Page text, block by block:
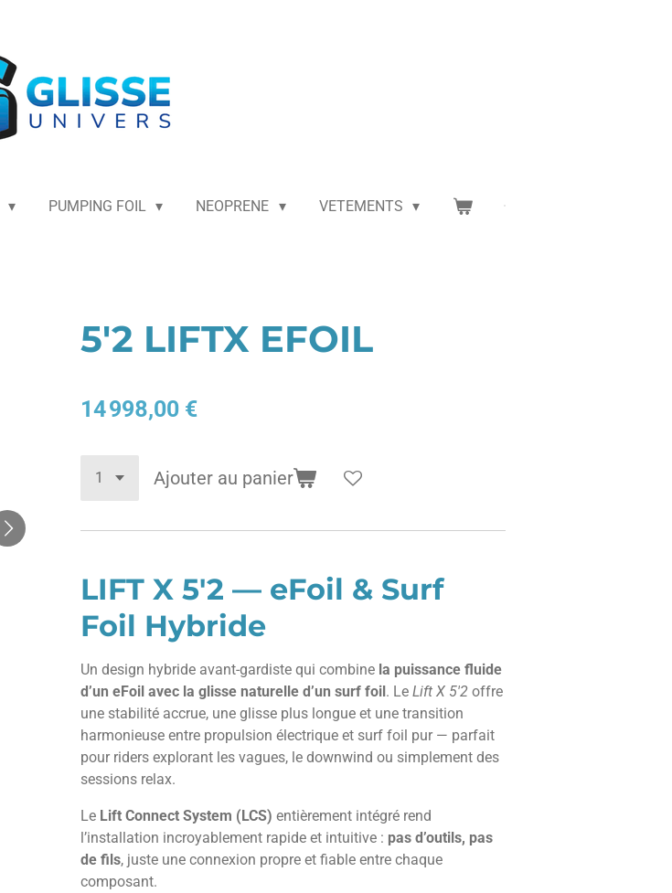
PUMPING FOIL NEOPRENE VETEMENTS
5'2 LIFTX EFOIL
14 998,00 €
Ajouter au panier
LIFT X 5'2 — eFoil & Surf
Foil Hybride
Un design hybride avant-gardiste qui combine la puissance fluide
d’un eFoil avec la glisse naturelle d’un surf foil. Le Lift X 5'2 offre
une stabilité accrue, une glisse plus longue et une transition
harmonieuse entre propulsion électrique et surf foil pur — parfait
pour riders explorant les vagues, le downwind ou simplement des
sessions relax.
Le Lift Connect System (LCS) entièrement intégré rend
l’installation incroyablement rapide et intuitive : pas d’outils, pas
de fils, juste une connexion propre et fiable entre chaque
composant.